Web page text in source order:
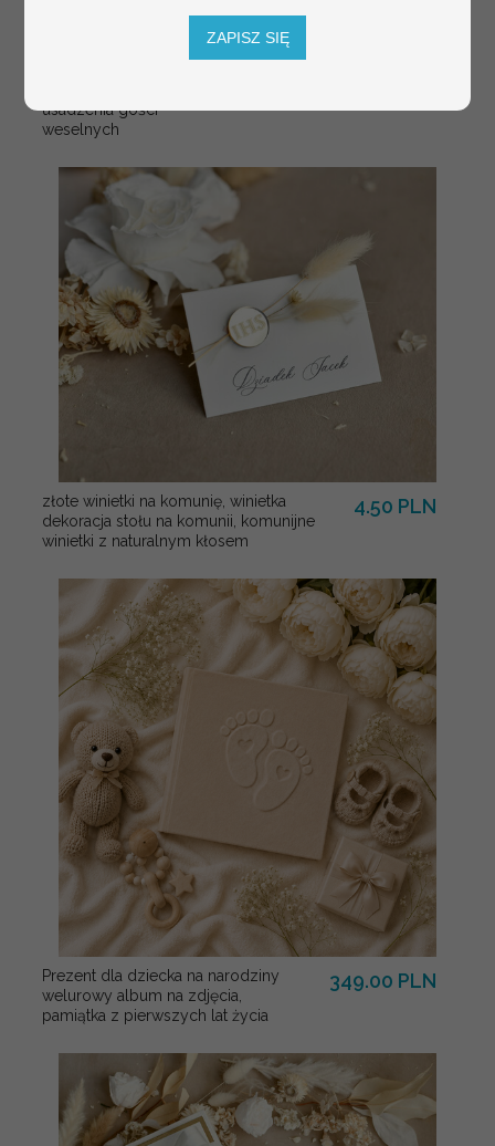
usadzenia gości
weselnych
złote winietki na komunię, winietka
dekoracja stołu na komunii, komunijne
winietki z naturalnym kłosem
4.50 PLN
Prezent dla dziecka na narodziny
welurowy album na zdjęcia,
pamiątka z pierwszych lat życia
349.00 PLN
ZAPISZ SIĘ